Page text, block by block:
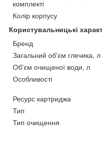
комплекті
Колір корпусу
Користувальницькі
Бренд
Загальний об'єм глечика, л
Об'єм очищеної води, л
Особливості
Ресурс картриджа
Тип
Тип очищення